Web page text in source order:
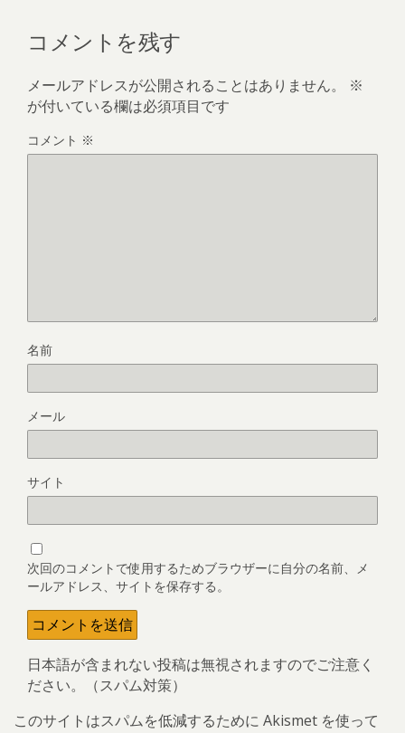
コメントを残す
メールアドレスが公開されることはありません。
※
が付いている欄は必須項目です
コメント ※
名前
メール
サイト
次回のコメントで使用するためブラウザーに自分の名前、メ
ールアドレス、サイトを保存する。
日本語が含まれない投稿は無視されますのでご注意く
ださい。（スパム対策）
このサイトはスパムを低減するために Akismet を使って